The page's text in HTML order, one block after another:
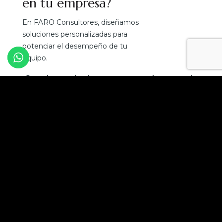
En FARO Consultores, diseñamos
soluciones personalizadas para
potenciar el desempeño de tu
equipo.
¡Convierte el talento en tu mejor ventaja